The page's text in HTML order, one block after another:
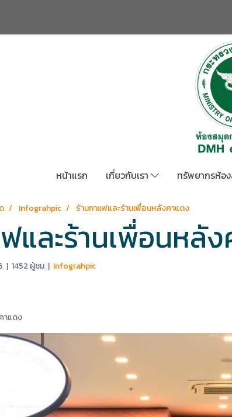
หน้าแรก เกี่ยวกับเรา ทรัพยากรห้อ
Infograhpic ร้านกาแฟและร้านเพื่อนหลังคาแดง
และร้านเพื่อนหลั
| 1452 ผู้ชม | Infograhpic
าแดง